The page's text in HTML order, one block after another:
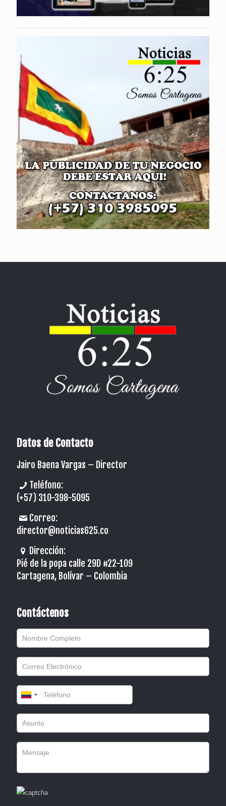
Datos de Contacto
Jairo Baena Vargas – Director
Teléfono:
(+57) 310-398-5095
Correo:
director@noticias625.co
Dirección:
Pié de la popa calle 29D #22-109
Cartagena, Bolívar – Colombia
Contáctenos